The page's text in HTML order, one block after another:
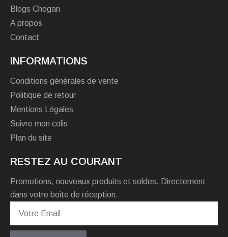
Blogs Chogan
A propos
Contact
INFORMATIONS
Conditions générales de vente
Politique de retour
Mentions Légales
Suivre mon colis
Plan du site
RESTEZ AU COURANT
Promotions, nouveaux produits et soldes. Directement
dans votre boite de réception.